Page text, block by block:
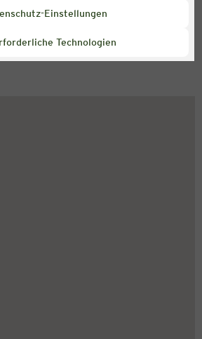
Einstellungen
Technologien
8-18 Uhr